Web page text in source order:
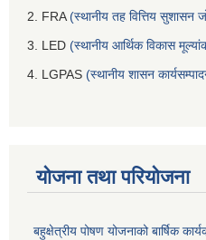
2. FRA(स्थानीय तह वित्तिय सुशासन
3. LED (स्थानीय आर्थिक विकास
4. LGPAS (स्थानीय शासन
योजना तथा परियोजना
बहुक्षेत्रीय पोषण योजनाको बार्षिक